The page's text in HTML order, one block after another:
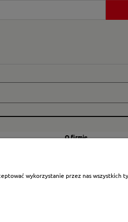
O firmie
Blog
wykorzystanie przez nas wszystkich